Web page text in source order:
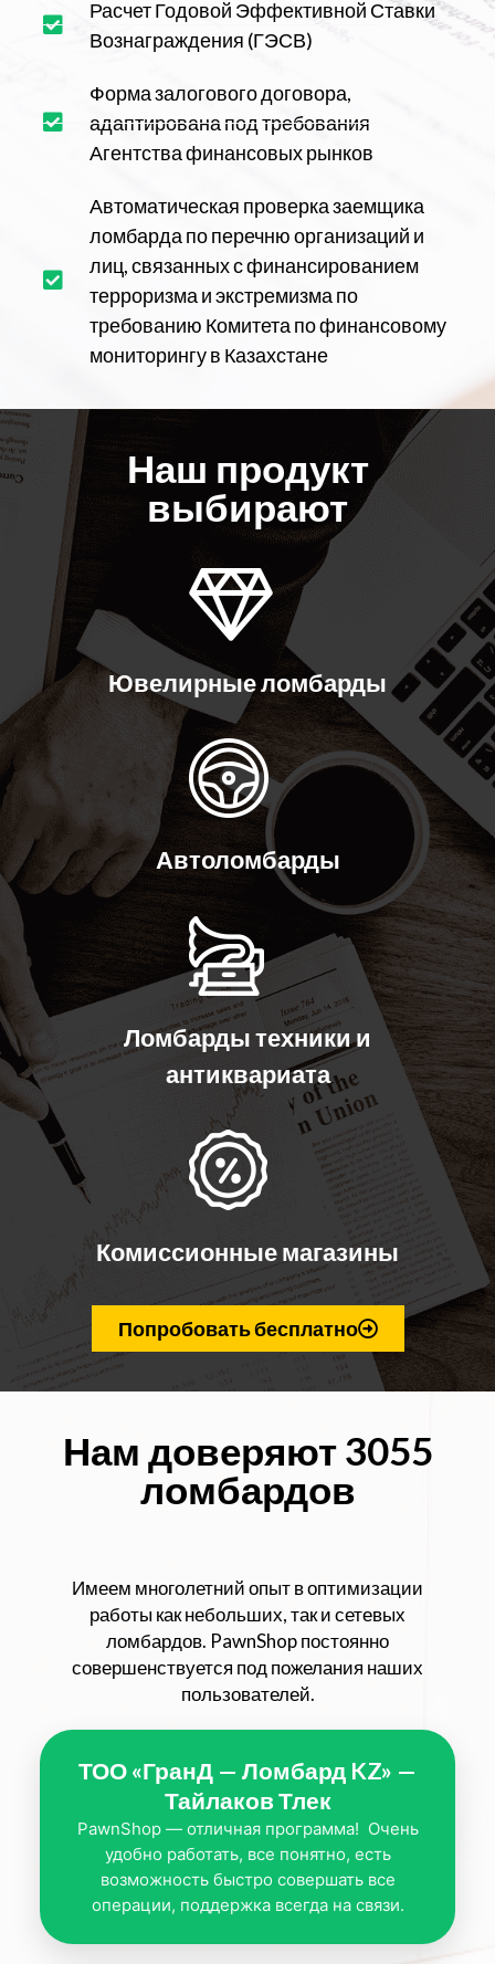
Расчет Годовой Эффективной Ставки
Вознаграждения (ГЭСВ)
Форма залогового договора,
адаптирована под требования
Агентства финансовых рынков
Автоматическая проверка заемщика
ломбарда по перечню организаций и
лиц, связанных с финансированием
терроризма и экстремизма по
требованию Комитета по финансовому
мониторингу в Казахстане
Наш продукт
выбирают
Ювелирные ломбарды
Автоломбарды
Ломбарды техники и
антиквариата
Комиссионные магазины
Попробовать бесплатно
Нам доверяют 3055
ломбардов
Имеем многолетний опыт в оптимизации
работы как небольших, так и сетевых
ломбардов. PawnShop постоянно
совершенствуется под пожелания наших
пользователей.
ТОО «ГранД — Ломбард KZ» —
Тайлаков Тлек
PawnShop — отличная программа! Очень
удобно работать, все понятно, есть
возможность быстро совершать все
операции, поддержка всегда на связи.